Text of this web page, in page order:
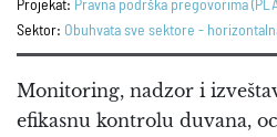
Projekat: Pravna podrška pregovorima
Sektor: Obuhvata sve sektore -
Monitoring, nadzor i
efikasnu kontrolu duvana,